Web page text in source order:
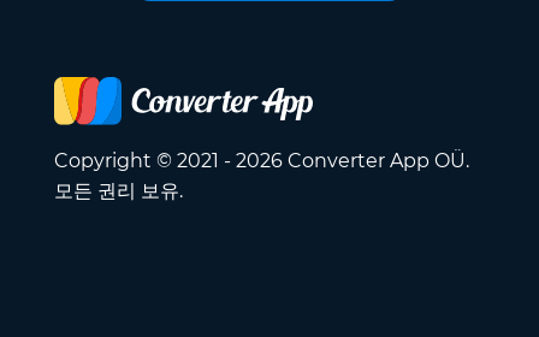
Copyright © 2021 - 2026 Converter App OÜ.
모든 권리 보유.